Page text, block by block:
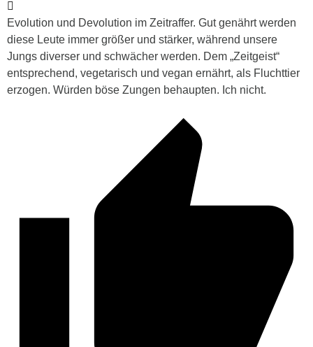
Evolution und Devolution im Zeitraffer. Gut genährt werden
diese Leute immer größer und stärker, während unsere
Jungs diverser und schwächer werden. Dem „Zeitgeist“
entsprechend, vegetarisch und vegan ernährt, als Fluchttier
erzogen. Würden böse Zungen behaupten. Ich nicht.